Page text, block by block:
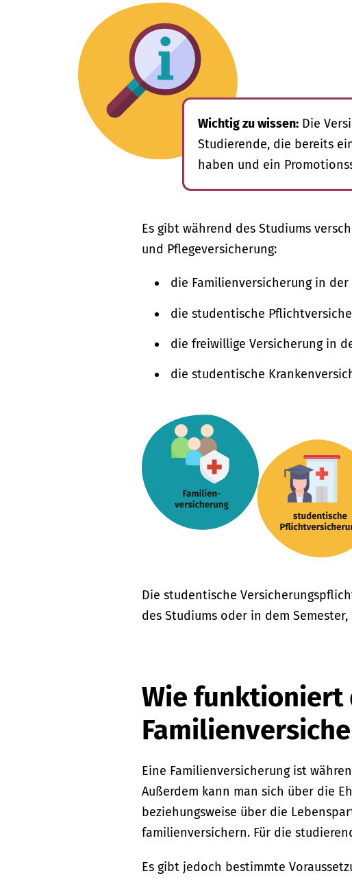
Wichtig zu wissen:Die
Studierende, die bereits
haben und ein
Es gibt während des Studiums
und Pflegeversicherung:
die Familienversicherung in der
die studentische
die freiwillige Versicherung in
die studentische
Die studentische
des Studiums oder in dem
Wie funktioniert
Eine Familienversicherung ist
Außerdem kann man sich über die
beziehungsweise über die
familienversichern. Für die
Es gibt jedoch bestimmte